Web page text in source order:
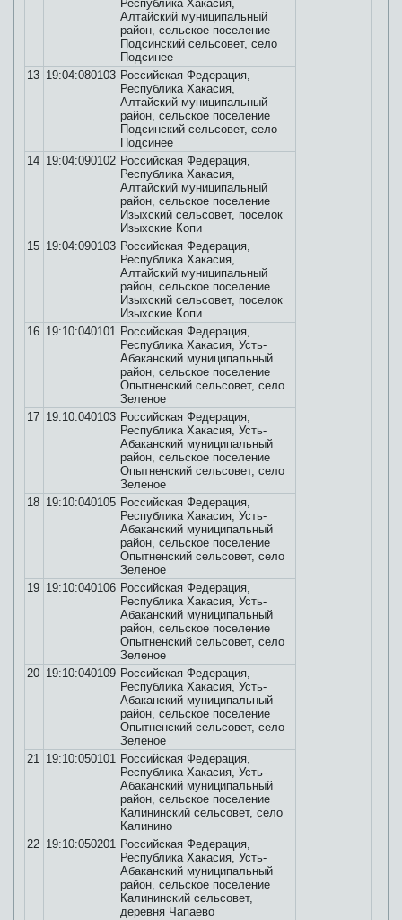
Республика Хакасия,
Алтайский муниципальный
район, сельское поселение
Подсинский сельсовет, село
Подсинее
13 19:04:080103 Российская Федерация,
Республика Хакасия,
Алтайский муниципальный
район, сельское поселение
Подсинский сельсовет, село
Подсинее
14 19:04:090102 Российская Федерация,
Республика Хакасия,
Алтайский муниципальный
район, сельское поселение
Изыхский сельсовет, поселок
Изыхские Копи
15 19:04:090103 Российская Федерация,
Республика Хакасия,
Алтайский муниципальный
район, сельское поселение
Изыхский сельсовет, поселок
Изыхские Копи
16 19:10:040101 Российская Федерация,
Республика Хакасия, Усть-
Абаканский муниципальный
район, сельское поселение
Опытненский сельсовет, село
Зеленое
17 19:10:040103 Российская Федерация,
Республика Хакасия, Усть-
Абаканский муниципальный
район, сельское поселение
Опытненский сельсовет, село
Зеленое
18 19:10:040105 Российская Федерация,
Республика Хакасия, Усть-
Абаканский муниципальный
район, сельское поселение
Опытненский сельсовет, село
Зеленое
19 19:10:040106 Российская Федерация,
Республика Хакасия, Усть-
Абаканский муниципальный
район, сельское поселение
Опытненский сельсовет, село
Зеленое
20 19:10:040109 Российская Федерация,
Республика Хакасия, Усть-
Абаканский муниципальный
район, сельское поселение
Опытненский сельсовет, село
Зеленое
21 19:10:050101 Российская Федерация,
Республика Хакасия, Усть-
Абаканский муниципальный
район, сельское поселение
Калининский сельсовет, село
Калинино
22 19:10:050201 Российская Федерация,
Республика Хакасия, Усть-
Абаканский муниципальный
район, сельское поселение
Калининский сельсовет,
деревня Чапаево